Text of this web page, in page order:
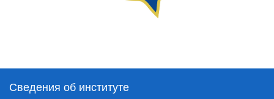
Сведения об институте